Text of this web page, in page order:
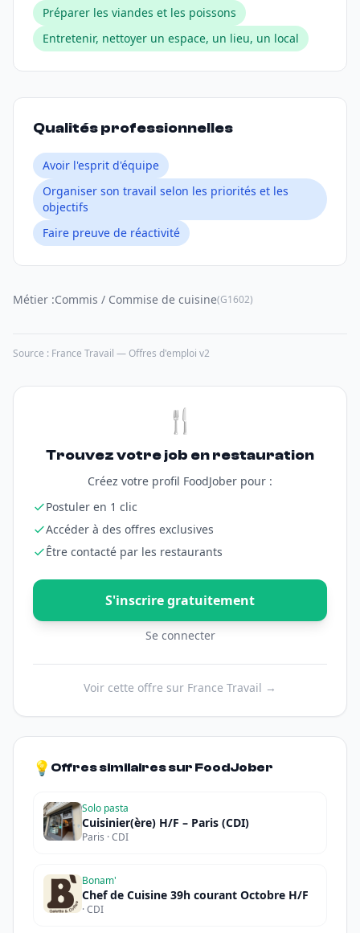
Préparer les viandes et les poissons
Entretenir, nettoyer un espace, un lieu, un local
Qualités professionnelles
Avoir l'esprit d'équipe
Organiser son travail selon les priorités et les
objectifs
Faire preuve de réactivité
Métier :Commis / Commise de cuisine(G1602)
Source : France Travail — Offres d'emploi v2
🍴
Trouvez votre job en restauration
Créez votre profil FoodJober pour :
Postuler en 1 clic
Accéder à des offres exclusives
Être contacté par les restaurants
S'inscrire gratuitement
Se connecter
Voir cette offre sur France Travail →
💡 Offres similaires sur FoodJober
Solo pasta
Cuisinier(ère) H/F – Paris (CDI)
Paris · CDI
Bonam'
Chef de Cuisine 39h courant Octobre H/F
· CDI